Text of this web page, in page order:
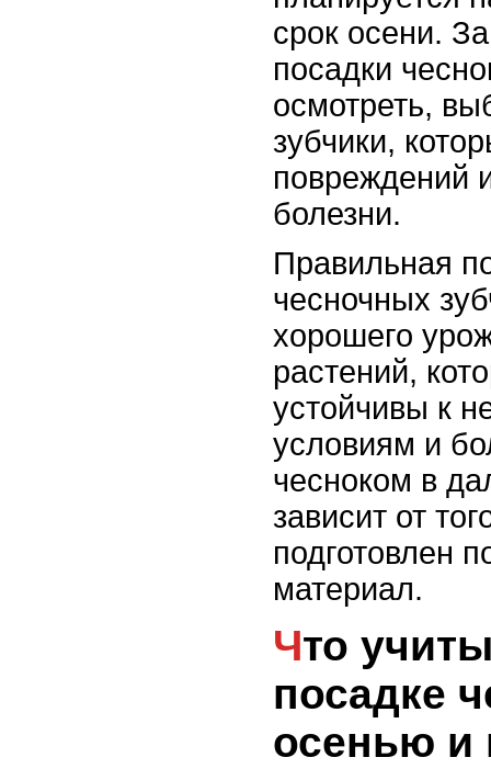
срок осени.
посадки
осмотреть,
зубчики,
повреждений
болезни.
Правильная
чесночных
хорошего
растений,
устойчивы к
условиям и
чесноком в
зависит от
подготовлен
материал.
Что учитывать при
посадке
осенью и